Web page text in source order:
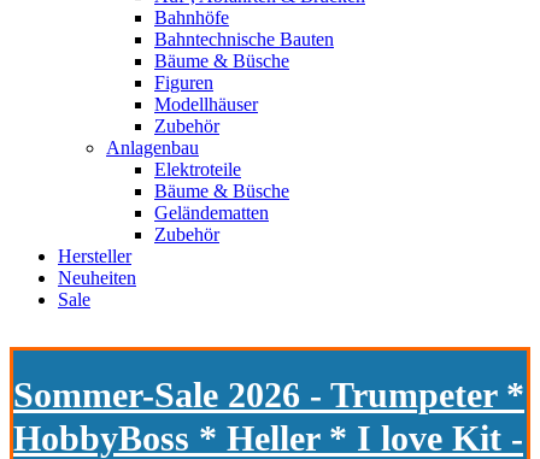
Bahnhöfe
Bahntechnische Bauten
Bäume & Büsche
Figuren
Modellhäuser
Zubehör
Anlagenbau
Elektroteile
Bäume & Büsche
Geländematten
Zubehör
Hersteller
Neuheiten
Sale
Sommer-Sale 2026 - Trumpeter *
HobbyBoss * Heller * I love Kit -